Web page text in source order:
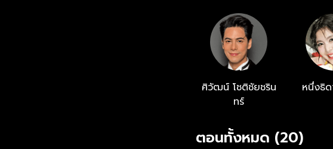
ศิวัฒน์ โชติชัยชริน
ทร์
หนึ่งธิ
ตอนทั้งหมด (20)